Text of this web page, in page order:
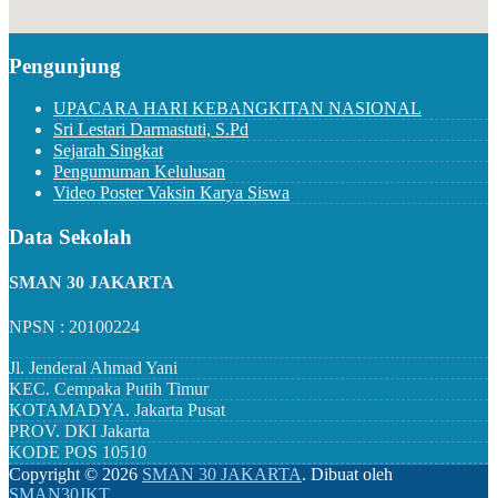
Pengunjung
UPACARA HARI KEBANGKITAN NASIONAL
Sri Lestari Darmastuti, S.Pd
Sejarah Singkat
Pengumuman Kelulusan
Video Poster Vaksin Karya Siswa
Data Sekolah
SMAN 30 JAKARTA
NPSN : 20100224
Jl. Jenderal Ahmad Yani
KEC. Cempaka Putih Timur
KOTAMADYA. Jakarta Pusat
PROV. DKI Jakarta
KODE POS 10510
Copyright © 2026 SMAN 30 JAKARTA. Dibuat oleh
SMAN30JKT.